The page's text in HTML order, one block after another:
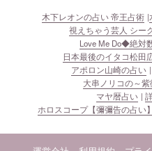
木下レオンの占い 帝王占術
視えちゃう芸人 シー
Love Me Do◆絶対
日本最後のイタコ松田
アポロン山崎の占い
大串ノリコの～
マヤ暦占い
ホロスコープ【彌彌告の占い】